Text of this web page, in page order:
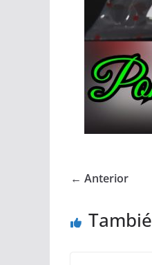
← Anterior